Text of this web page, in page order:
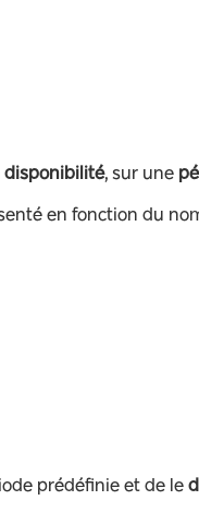
disponibilité, sur une
en fonction du
prédéfinie et de le